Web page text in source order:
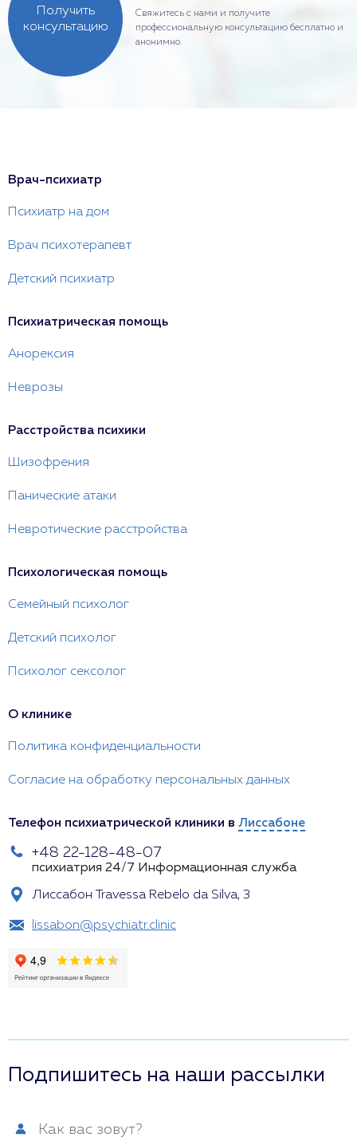
Получить
консультацию
Свяжитесь с нами и получите
профессиональную консультацию бесплатно и
анонимно.
Врач-психиатр
Психиатр на дом
Врач психотерапевт
Детский психиатр
Психиатрическая помощь
Анорексия
Неврозы
Расстройства психики
Шизофрения
Панические атаки
Невротические расстройства
Психологическая помощь
Семейный психолог
Детский психолог
Психолог сексолог
О клинике
Политика конфиденциальности
Согласие на обработку персональных данных
Телефон психиатрической клиники в Лиссабоне
+48 22-128-48-07
психиатрия 24/7 Информационная служба
Лиссабон Travessa Rebelo da Silva, 3
lissabon@psychiatr.clinic
Подпишитесь на наши рассылки